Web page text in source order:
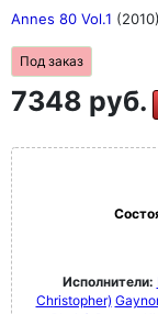
Annes 80 Vol.1 (2010)
Под заказ
7348 руб.
Исполнители:
Christopher)